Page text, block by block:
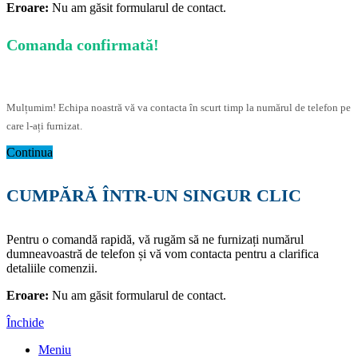
Eroare: Nu am găsit formularul de contact.
Comanda confirmată!
Mulțumim! Echipa noastră vă va contacta în scurt timp la numărul de telefon pe
care l-ați furnizat.
Continua
CUMPĂRĂ ÎNTR-UN SINGUR CLIC
Pentru o comandă rapidă, vă rugăm să ne furnizați numărul
dumneavoastră de telefon și vă vom contacta pentru a clarifica
detaliile comenzii.
Eroare: Nu am găsit formularul de contact.
Închide
Meniu